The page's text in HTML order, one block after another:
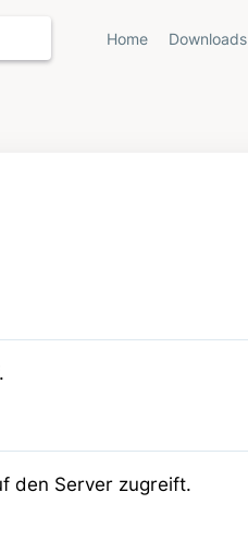
Home Downloads
den Server zugreift.